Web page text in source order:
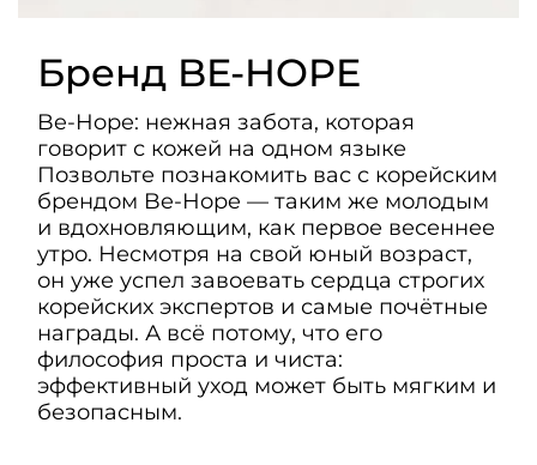
Бренд BE-HOPE
Be-Hope: нежная забота, которая
говорит с кожей на одном языке
Позвольте познакомить вас с корейским
брендом Be-Hope — таким же молодым
и вдохновляющим, как первое весеннее
утро. Несмотря на свой юный возраст,
он уже успел завоевать сердца строгих
корейских экспертов и самые почётные
награды. А всё потому, что его
философия проста и чиста:
эффективный уход может быть мягким и
безопасным.